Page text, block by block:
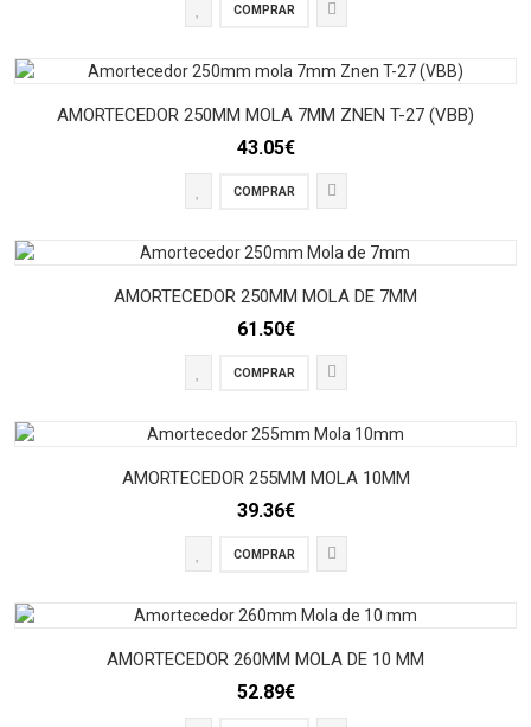
COMPRAR
AMORTECEDOR 250MM MOLA 7MM ZNEN T-27 (VBB)
43.05€
COMPRAR
AMORTECEDOR 250MM MOLA DE 7MM
61.50€
COMPRAR
AMORTECEDOR 255MM MOLA 10MM
39.36€
COMPRAR
AMORTECEDOR 260MM MOLA DE 10 MM
52.89€